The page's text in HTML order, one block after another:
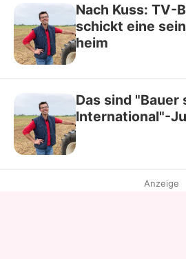
Nach Kuss: TV-
schickt eine
heim
Das sind "Bauer
International"-
Anzeige